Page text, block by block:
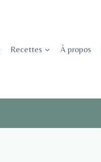
Recettes À propos